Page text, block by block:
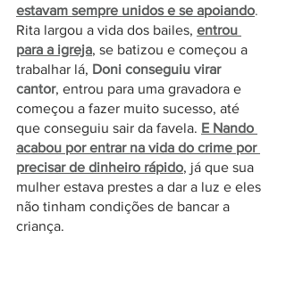
estavam sempre unidos e se apoiando.
Rita largou a vida dos bailes, entrou
para a igreja, se batizou e começou a
trabalhar lá, Doni conseguiu virar
cantor, entrou para uma gravadora e
começou a fazer muito sucesso, até
que conseguiu sair da favela. E Nando
acabou por entrar na vida do crime por
precisar de dinheiro rápido, já que sua
mulher estava prestes a dar a luz e eles
não tinham condições de bancar a
criança.